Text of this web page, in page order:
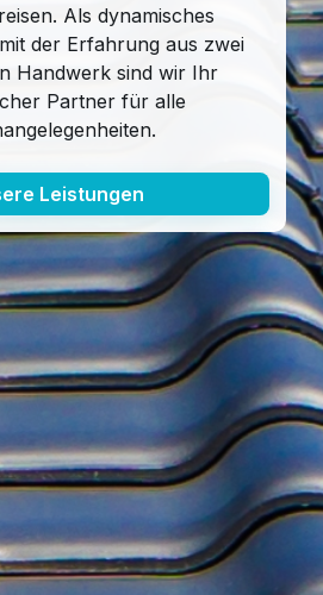
Als dynamisches
der Erfahrung aus zwei
Handwerk sind wir Ihr
Partner für alle
Leistungen